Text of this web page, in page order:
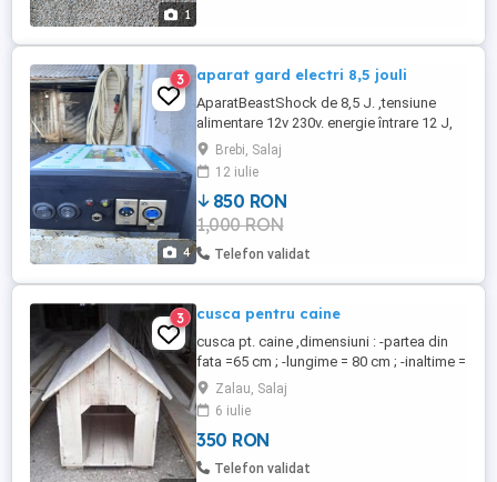
1
4
3 aparat gard electri 8,5 jouli
AparatBeastShock de 8,5 J. ,tensiune
alimentare 12v 230v. energie întrare 12 J,
energie ieșire 8,5J.lungime lucru gard 40-
80 km. se utilizează la animale domestice
cât și la animale salbatice; porci, ursi,
căprioare, etc.
Brebi, Salaj
12 iulie
850 RON
1,000 RON
Telefon validat
3 cusca pentru caine
cusca pt. caine ,dimensiuni : -partea din
fata =65 cm ; -lungime = 80 cm ; -inaltime =
85 cm; -nevopsita ; -la cerere si alte
dimensiuni ;
Zalau, Salaj
6 iulie
350 RON
Telefon validat